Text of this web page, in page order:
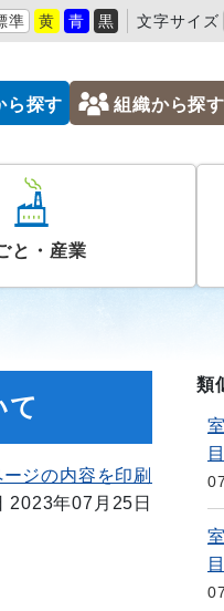
準 黄 青 黒 文字サイズ
ら探す 組織から探す
と・産業
て
ージの内容を印刷
2023年07月25日
類